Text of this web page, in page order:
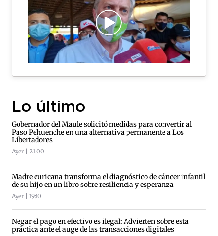
Lo último
Gobernador del Maule solicitó medidas para convertir al
Paso Pehuenche en una alternativa permanente a Los
Libertadores
Ayer | 21:00
Madre curicana transforma el diagnóstico de cáncer infantil
de su hijo en un libro sobre resiliencia y esperanza
Ayer | 19:10
Negar el pago en efectivo es ilegal: Advierten sobre esta
práctica ante el auge de las transacciones digitales